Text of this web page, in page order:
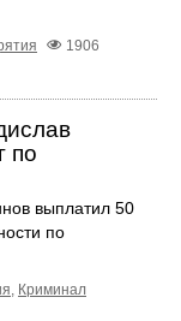
1906
по
выплатил 50
по
, Криминал